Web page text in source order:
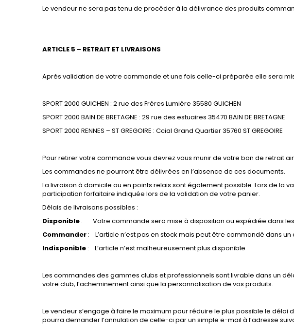
Le vendeur ne sera pas tenu de procéder à la délivrance des produits
ARTICLE 5 – RETRAIT ET LIVRAISONS
Après validation de votre commande et une fois celle-ci préparée elle sera
SPORT 2000 GUICHEN : 2 rue des Frères Lumière 35580 GUICHEN
SPORT 2000 BAIN DE BRETAGNE : 29 rue des estuaires 35470 BAIN DE BRETAGNE
SPORT 2000 RENNES – ST GREGOIRE : Ccial Grand Quartier 35760 ST GREGOIRE
Pour retirer votre commande vous devrez vous munir de votre bon de retrait
Les commandes ne pourront être délivrées en l’absence de ces documents.
La livraison à domicile ou en points relais sont également possible. Lors de
participation forfaitaire indiquée lors de la validation de votre panier.
Délais de livraisons possibles :
Disponible :
Votre commande sera mise à disposition ou expédiée dans
Commander :
L’article n’est pas en stock mais peut être commandé dans
Indisponible : L’article n’est malheureusement plus disponible
Les commandes des gammes clubs et professionnels sont livrable dans un
votre club, l’acheminement ainsi que la personnalisation de vos produits.
Le vendeur s’engage à faire le maximum pour réduire le plus possible le délai
pourra demander l’annulation de celle-ci par un simple e-mail à l’adresse